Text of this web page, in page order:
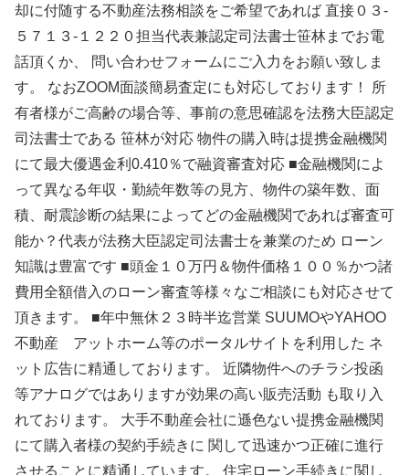
却に付随する不動産法務相談をご希望であれば 直接０３-
５７１３-１２２０担当代表兼認定司法書士笹林までお電
話頂くか、 問い合わせフォームにご入力をお願い致しま
す。 なおZOOM面談簡易査定にも対応しております！ 所
有者様がご高齢の場合等、事前の意思確認を法務大臣認定
司法書士である 笹林が対応 物件の購入時は提携金融機関
にて最大優遇金利0.410％で融資審査対応 ■金融機関によ
って異なる年収・勤続年数等の見方、物件の築年数、面
積、耐震診断の結果によってどの金融機関であれば審査可
能か？代表が法務大臣認定司法書士を兼業のため ローン
知識は豊富です ■頭金１０万円＆物件価格１００％かつ諸
費用全額借入のローン審査等様々なご相談にも対応させて
頂きます。 ■年中無休２３時半迄営業 SUUMOやYAHOO
不動産 アットホーム等のポータルサイトを利用した ネ
ット広告に精通しております。 近隣物件へのチラシ投函
等アナログではありますが効果の高い販売活動 も取り入
れております。 大手不動産会社に遜色ない提携金融機関
にて購入者様の契約手続きに 関して迅速かつ正確に進行
させることに精通しています。 住宅ローン手続きに関し